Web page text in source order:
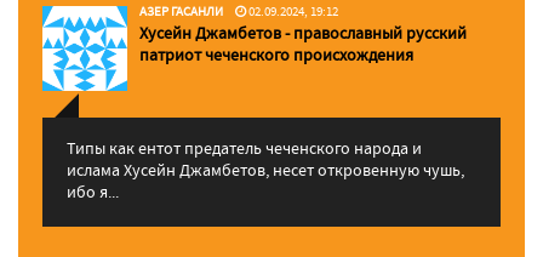
АЗЕР ГАСАНЛИ 02.09.2024, 19:12
Хусейн Джамбетов - православный русский
патриот чеченского происхождения
Типы как ентот предатель чеченского народа и
ислама Хусейн Джамбетов, несет откровенную чушь,
ибо я...